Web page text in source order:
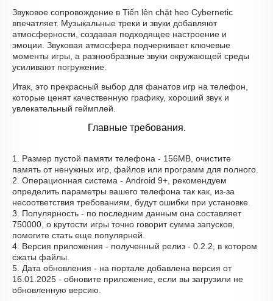
Звуковое сопровождение в Tiến lên chặt heo Cybernetic
впечатляет. Музыкальные треки и звуки добавляют
атмосферности, создавая подходящее настроение и
эмоции. Звуковая атмосфера подчеркивает ключевые
моменты игры, а разнообразные звуки окружающей среды
усиливают погружение.
Итак, это прекрасный выбор для фанатов игр на телефон,
которые ценят качественную графику, хороший звук и
увлекательный геймплей.
Главные требования.
1. Размер пустой памяти телефона - 156MB, очистите
память от ненужных игр, файлов или программ для полного.
2. Операционная система - Android 9+, рекомендуем
определить параметры вашего телефона так как, из-за
несоответствия требованиям, будут ошибки при установке.
3. Популярность - по последним данным она составляет
750000, о крутости игры точно говорит сумма запусков,
помогите стать еще популярней.
4. Версия приложения - полученный релиз - 0.2.2, в котором
сжаты файлы.
5. Дата обновления - на портале добавлена версия от
16.01.2025 - обновите приложение, если вы загрузили не
обновленную версию.